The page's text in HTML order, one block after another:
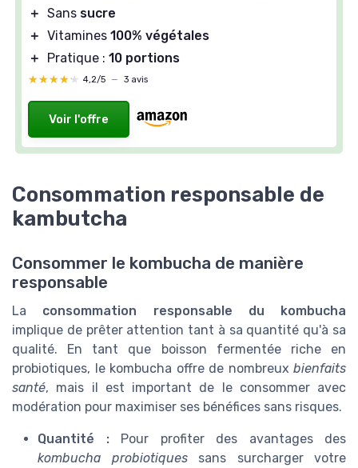
＋ Sans sucre
＋ Vitamines 100% végétales
＋
Pratique : 10 portions
★★★★★
★★★★★ 4,2/5 — 3 avis
Voir l'offre
Consommation responsable de
kambutcha
Consommer le kombucha de manière
responsable
La consommation responsable du kombucha
implique de prêter attention tant à sa quantité qu'à sa
qualité. En tant que boisson fermentée riche en
probiotiques, le kombucha offre de nombreux bienfaits
santé, mais il est important de le consommer avec
modération pour maximiser ses bénéfices sans risques.
Quantité : Pour profiter des avantages des
kombucha probiotiquessans surcharger votre